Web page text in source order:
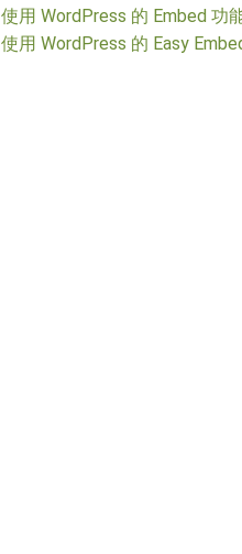
使用 WordPress 的 Embed 功
使用 WordPress 的 Easy